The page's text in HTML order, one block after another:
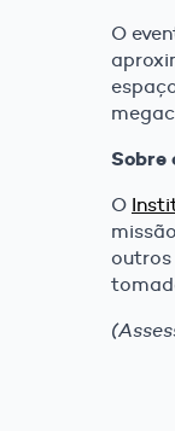
O
Sobre
O
outros